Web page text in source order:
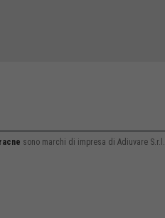
sono marchi di impresa di Adiuvare S.r.l.